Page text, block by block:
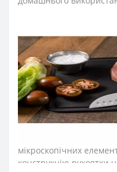
нержавіючої сталі
здатність, підвищену
результаті лезо шеф-
ржавіє, тому виріб має
забезпечуючи
Рукоятку ножів Сантоку
дизайном виготовили
мікроскопічних
конструкцію рукоятки